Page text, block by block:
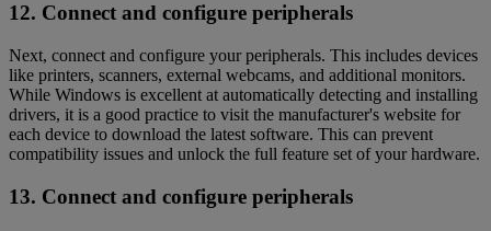
12. Connect and configure peripherals
Next, connect and configure your peripherals. This includes devices
like printers, scanners, external webcams, and additional monitors.
While Windows is excellent at automatically detecting and installing
drivers, it is a good practice to visit the manufacturer's website for
each device to download the latest software. This can prevent
compatibility issues and unlock the full feature set of your hardware.
13. Connect and configure peripherals